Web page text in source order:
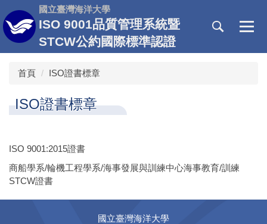
跳
到
主
國立臺灣海洋大學
ISO 9001品質管理系統暨
STCW公約國際標準認證
首頁 ISO證書標章
ISO證書標章
ISO 9001:2015證書
商船學系/輪機工程學系/海事發展與訓練中心海事教育/訓練
STCW證書
國立臺灣海洋大學